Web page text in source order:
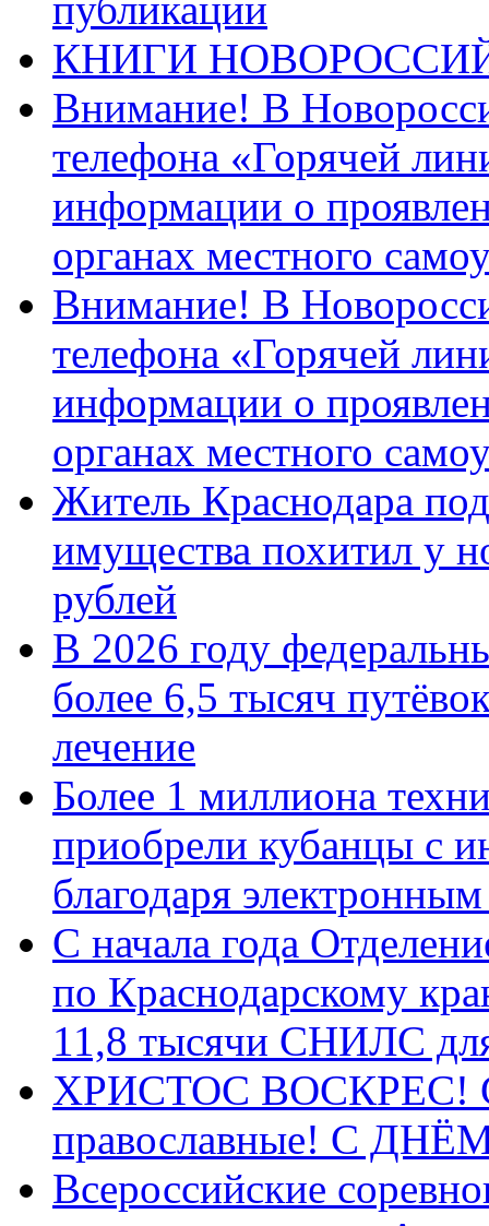
публикации
КНИГИ
Внимание! В
телефона «Горячей
информации о
органах местного
Внимание! В
телефона «Горячей
информации о
органах местного
Житель Краснодара
имущества похитил у
рублей
В 2026 году
более 6,5 тысяч
лечение
Более 1 миллиона
приобрели кубанцы с
благодаря
С начала года
по Краснодарскому
11,8 тысячи СНИЛС
ХРИСТОС ВОСКРЕС! С
православные! C
Всероссийские